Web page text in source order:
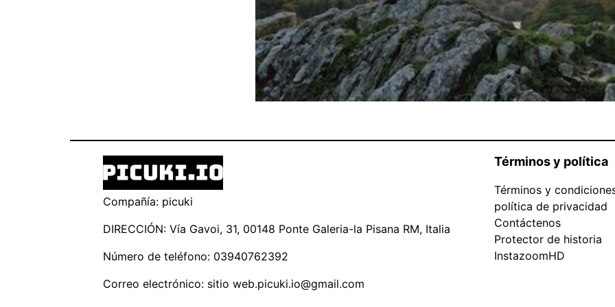
Compañía: picuki
DIRECCIÓN: Vía Gavoi, 31, 00148 Ponte Galeria-la Pisana RM, Italia
Número de teléfono: 03940762392
Correo electrónico: sitio web.picuki.io@gmail.com
Términos y política
Términos y
política de privacidad
Contáctenos
Protector de historia
InstazoomHD